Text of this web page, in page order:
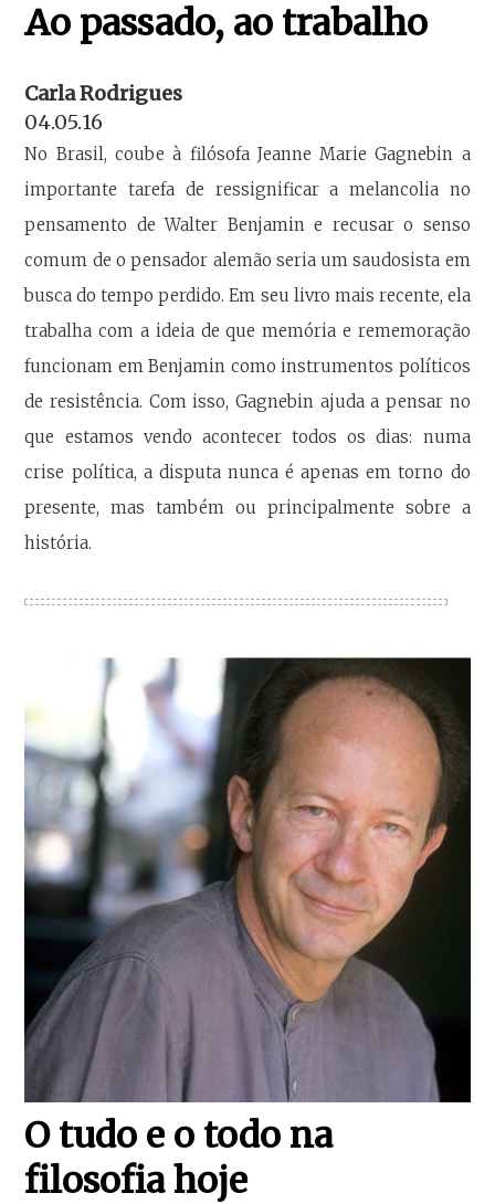
Ao passado, ao trabalho
Carla Rodrigues
04.05.16
No Brasil, coube à filósofa Jeanne Marie Gagnebin a
importante tarefa de ressignificar a melancolia no
pensamento de Walter Benjamin e recusar o senso
comum de o pensador alemão seria um saudosista em
busca do tempo perdido. Em seu livro mais recente, ela
trabalha com a ideia de que memória e rememoração
funcionam em Benjamin como instrumentos políticos
de resistência. Com isso, Gagnebin ajuda a pensar no
que estamos vendo acontecer todos os dias: numa
crise política, a disputa nunca é apenas em torno do
presente, mas também ou principalmente sobre a
história.
O tudo e o todo na
filosofia hoje